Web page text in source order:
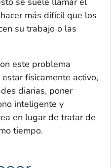
más difícil que los
su trabajo o las
este problema
físicamente activo,
diarias, poner
inteligente y
en lugar de tratar de
tiempo.